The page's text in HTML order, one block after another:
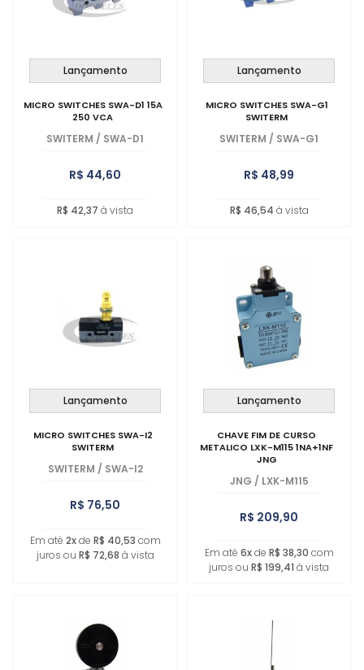
Lançamento
MICRO SWITCHES SWA-D1 15A
250 VCA
SWITERM / SWA-D1
R$ 44,60
R$ 42,37 à vista
Lançamento
MICRO SWITCHES SWA-G1
SWITERM
SWITERM / SWA-G1
R$ 48,99
R$ 46,54 à vista
Lançamento
MICRO SWITCHES SWA-I2
SWITERM
SWITERM / SWA-I2
R$ 76,50
Em até 2xde R$ 40,53 com
juros ou R$ 72,68 à vista
Lançamento
CHAVE FIM DE CURSO
METALICO LXK-M115 1NA+1NF
JNG
JNG / LXK-M115
R$ 209,90
Em até 6xde R$ 38,30 com
juros ou R$ 199,41 à vista